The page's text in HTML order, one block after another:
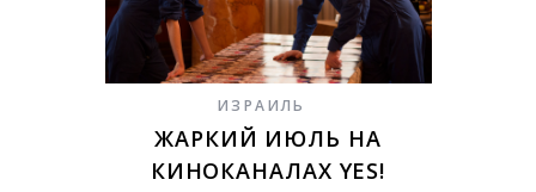
ИЗРАИЛЬ
ЖАРКИЙ ИЮЛЬ НА
КИНОКАНАЛАХ YES!